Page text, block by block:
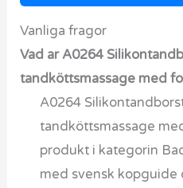
Vanliga fragor
Vad ar A0264
tandköttsmassage med
A0264
tandköttsmassage
produkt i kategorin
med svensk kopguide